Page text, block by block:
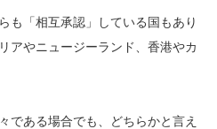
も「相互承認」している国もあり
アやニュージーランド、香港やカ
である場合でも、どちらかと言え